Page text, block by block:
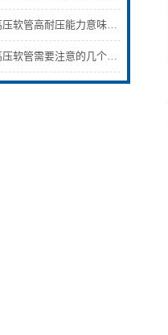
SPIRSTAR高压软管高耐压能力意味着它能够有效地应对各种高压环境
SPIRSTAR高压软管需要注意的几个问题